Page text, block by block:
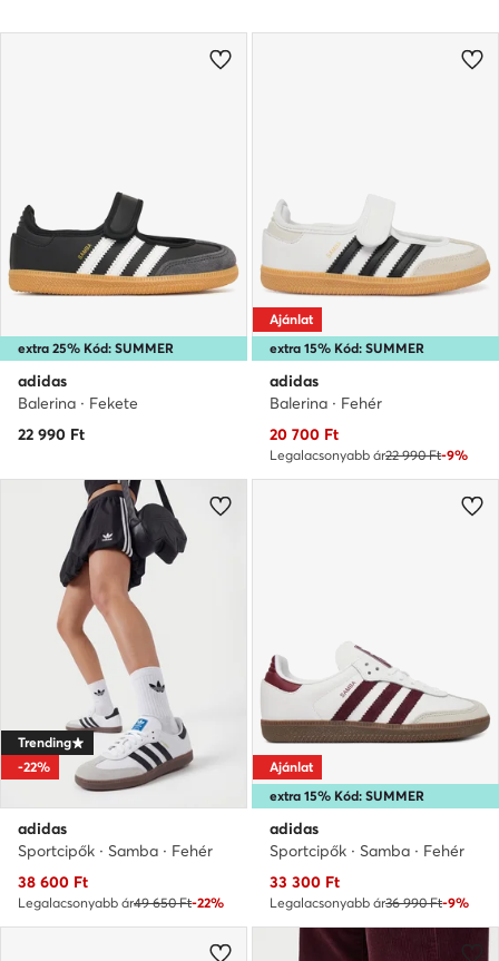
extra 25% Kód: SUMMER
adidas
Balerina · Fekete
22 990 Ft
extra 15% Kód: SUMMER
Ajánlat
adidas
Balerina · Fehér
Aktuális ár
20 700 Ft
Legalacsonyabb ár22 990 Ft-9%
Trending
-22%
adidas
Sportcipők · Samba · Fehér
Aktuális ár
38 600 Ft
Legalacsonyabb ár49 650 Ft-22%
extra 15% Kód: SUMMER
Ajánlat
adidas
Sportcipők · Samba · Fehér
Aktuális ár
33 300 Ft
Legalacsonyabb ár36 990 Ft-9%